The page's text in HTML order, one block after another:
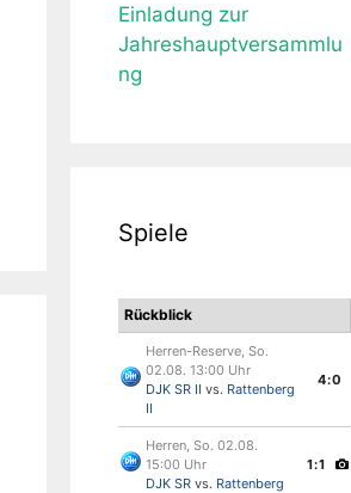
Einladung zur
Jahreshauptversammlu
ng
Spiele
Rückblick
Herren-Reserve, So.
02.08. 13:00 Uhr
DJK SR II vs. Rattenberg
II
4:0
Herren, So. 02.08.
15:00 Uhr
DJK SR vs. Rattenberg
1:1